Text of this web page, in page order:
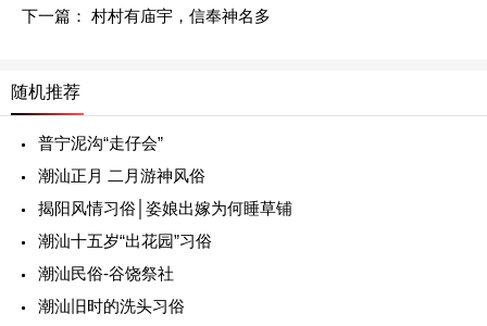
下一篇： 村村有庙宇，信奉神名多
随机推荐
普宁泥沟“走仔会”
潮汕正月 二月游神风俗
揭阳风情习俗│姿娘出嫁为何睡草铺
潮汕十五岁“出花园”习俗
潮汕民俗-谷饶祭社
潮汕旧时的洗头习俗